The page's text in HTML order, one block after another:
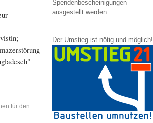
für den
Spendenbescheinigungen
ausgestellt werden.
Der Umstieg ist nötig und möglich!